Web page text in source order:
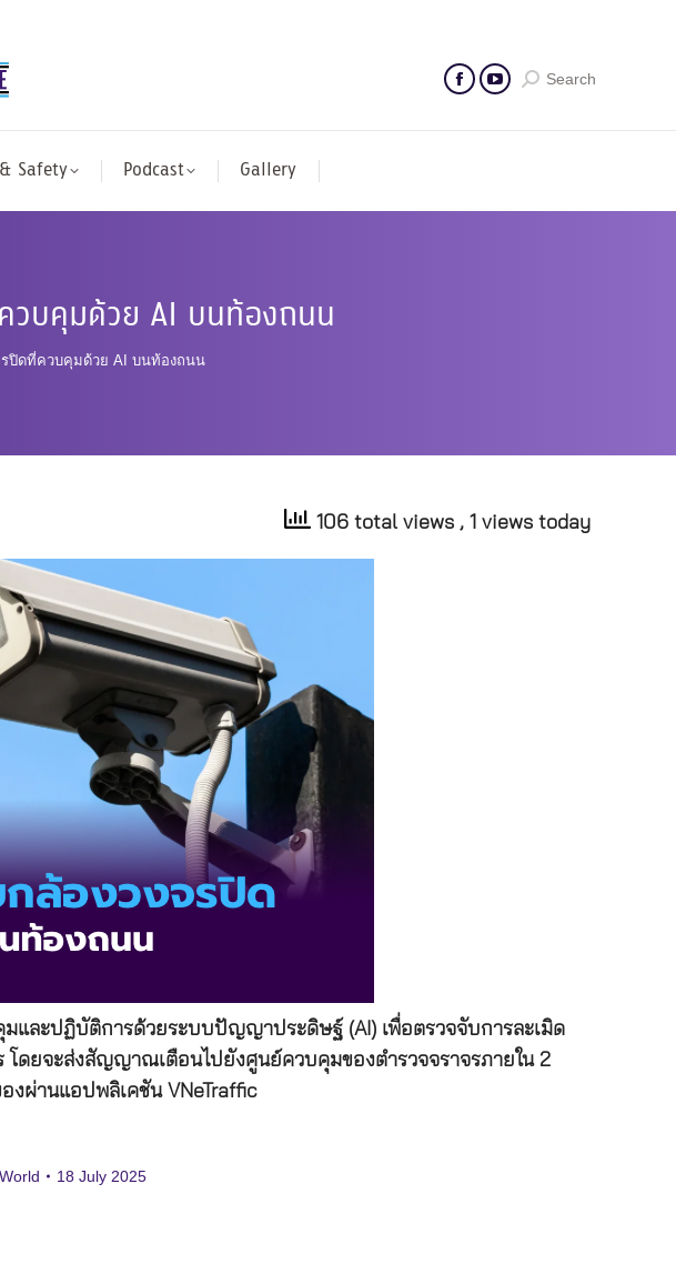
Search
Safety Podcast Gallery
ควบคุมด้วย AI บนท้องถนน
รปิดที่ควบคุมด้วย AI บนท้องถนน
106 total views , 1 views today
มและปฏิบัติการด้วยระบบปัญญาประดิษฐ์ (AI) เพื่อตรวจจับการละเมิด
ดยจะส่งสัญญาณเตือนไปยังศูนย์ควบคุมของตำรวจจราจรภายใน 2
งผ่านแอปพลิเคชัน VNeTraffic
18 July 2025